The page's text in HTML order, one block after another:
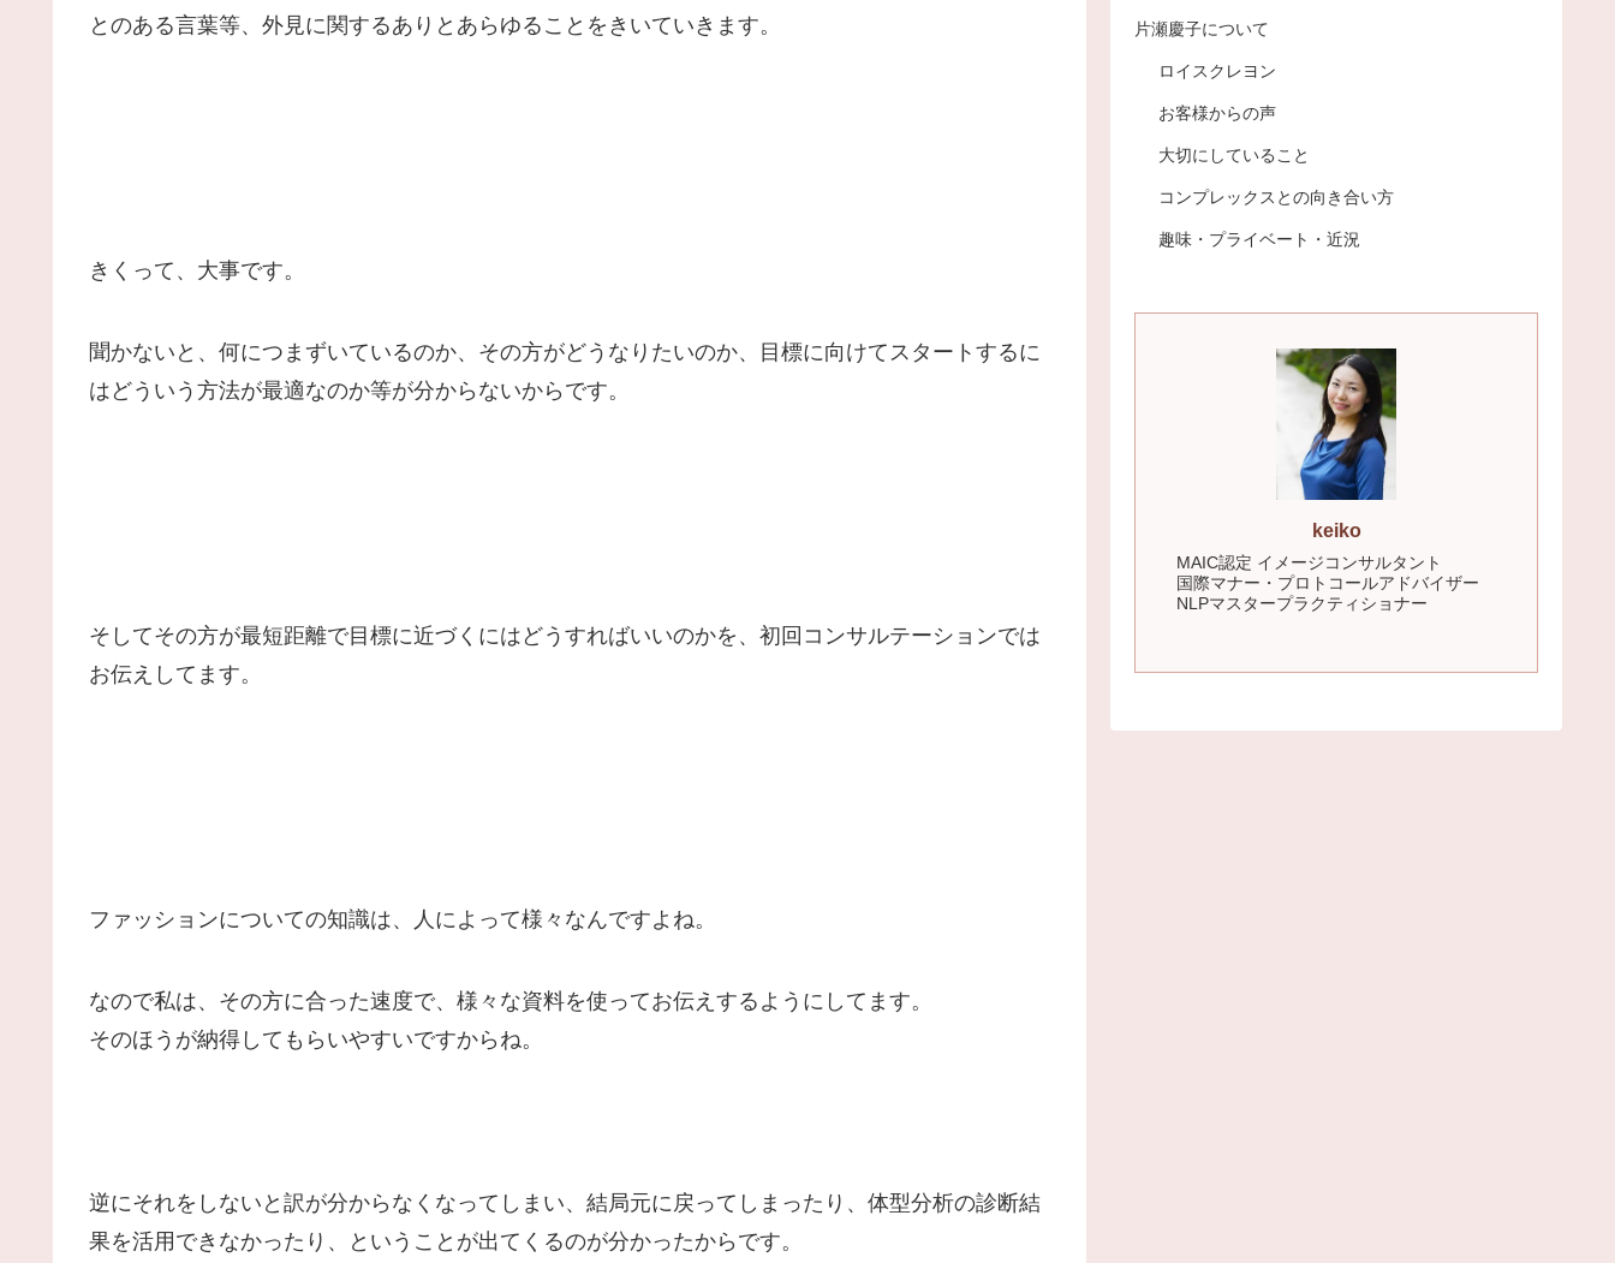
とのある言葉等、外見に関するありとあらゆることをきいていきます。
きくって、大事です。
聞かないと、何につまずいているのか、その方がどうなりたいのか、目標に向けてスタートするに
はどういう方法が最適なのか等が分からないからです。
そしてその方が最短距離で目標に近づくにはどうすればいいのかを、初回コンサルテーションでは
お伝えしてます。
ファッションについての知識は、人によって様々なんですよね。
なので私は、その方に合った速度で、様々な資料を使ってお伝えするようにしてます。
そのほうが納得してもらいやすいですからね。
逆にそれをしないと訳が分からなくなってしまい、結局元に戻ってしまったり、体型分析の診断結
果を活用できなかったり、ということが出てくるのが分かったからです。
片瀬慶子について
ロイスクレヨン
お客様からの声
大切にしていること
コンプレックスとの向き合い方
趣味・プライベート・近況
keiko
MAIC認定 イメージコンサルタント
国際マナー・プロトコールアドバイザー
NLPマスタープラクティショナー